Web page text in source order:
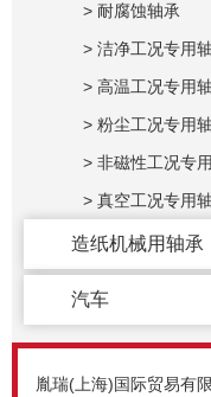
> 耐腐蚀轴承
> 洁净工况专用
> 高温工况专用
> 粉尘工况专用
> 非磁性工况专
> 真空工况专用
造纸机械用轴承
汽车
胤瑞(上海)国际贸易有